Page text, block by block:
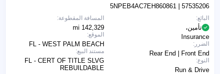
5NPEB4AC7EH860861 | 57535206
المسافة المقطوعة:
142,329 mi
الموقع:
FL - WEST PALM BEACH
مستند البيع:
FL - CERT OF TITLE SLVG
REBUILDABLE
البائع:
تأمين،
Insurance
الضرر:
Rear End | Front End
النوع:
Run & Drive